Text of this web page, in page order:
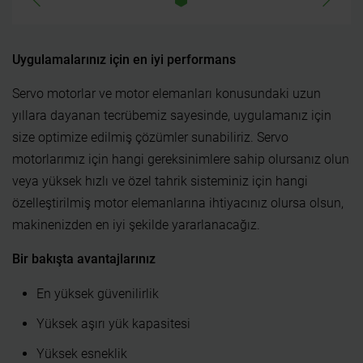
Uygulamalarınız için en iyi performans
Servo motorlar ve motor elemanları konusundaki uzun
yıllara dayanan tecrübemiz sayesinde, uygulamanız için
size optimize edilmiş çözümler sunabiliriz. Servo
motorlarımız için hangi gereksinimlere sahip olursanız olun
veya yüksek hızlı ve özel tahrik sisteminiz için hangi
özelleştirilmiş motor elemanlarına ihtiyacınız olursa olsun,
makinenizden en iyi şekilde yararlanacağız.
Bir bakışta avantajlarınız
En yüksek güvenilirlik
Yüksek aşırı yük kapasitesi
Yüksek esneklik